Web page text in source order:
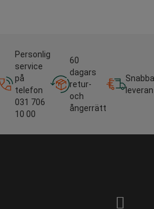
Personlig
service
på
telefon
031 706
10 00
60
dagars
retur-
och
ångerrätt
Snabba